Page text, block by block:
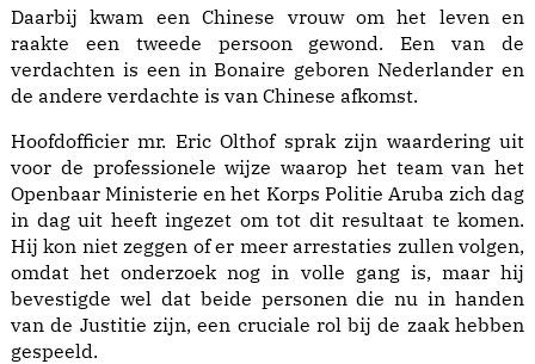
Daarbij kwam een Chinese vrouw om het leven en
raakte een tweede persoon gewond. Een van de
verdachten is een in Bonaire geboren Nederlander en
de andere verdachte is van Chinese afkomst.
Hoofdofficier mr. Eric Olthof sprak zijn waardering uit
voor de professionele wijze waarop het team van het
Openbaar Ministerie en het Korps Politie Aruba zich dag
in dag uit heeft ingezet om tot dit resultaat te komen.
Hij kon niet zeggen of er meer arrestaties zullen volgen,
omdat het onderzoek nog in volle gang is, maar hij
bevestigde wel dat beide personen die nu in handen
van de Justitie zijn, een cruciale rol bij de zaak hebben
gespeeld.